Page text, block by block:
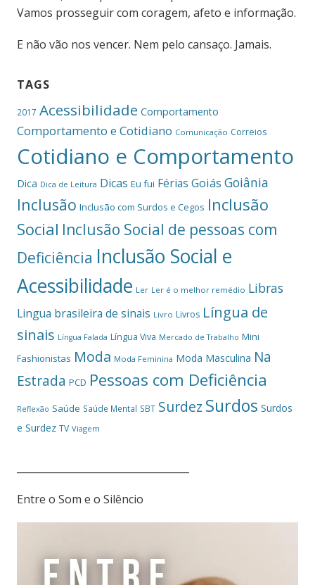
Vamos prosseguir com coragem, afeto e informação.
E não vão nos vencer. Nem pelo cansaço. Jamais.
TAGS
2017 Acessibilidade Comportamento
Comportamento e Cotidiano Comunicação Correios
Cotidiano e Comportamento
Dica Dica de Leitura Dicas Eu fui Férias Goiás Goiânia
Inclusão Inclusão com Surdos e Cegos Inclusão
Social Inclusão Social de pessoas com
Deficiência Inclusão Social e
Acessibilidade Ler Ler é o melhor remédio Libras
Lingua brasileira de sinais Livro Livros Língua de
sinais Língua Falada Língua Viva Mercado de Trabalho Mini
Fashionistas Moda Moda Feminina Moda Masculina Na
Estrada PCD Pessoas com Deficiência
Reflexão Saúde Saúde Mental SBT Surdez Surdos Surdos
e Surdez TV Viagem
Entre o Som e o Silêncio